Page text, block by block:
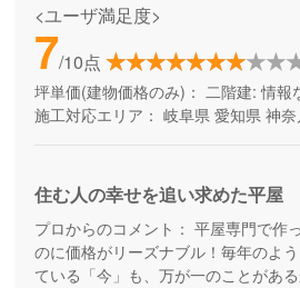
<ユーザ満足度>
7/10点
坪単価(建物価格のみ)： 二階建: 情報
施工対応エリア： 岐阜県 愛知県 神
住む人の幸せを追い求めた平屋
プロからのコメント： 平屋専門で作
のに価格がリーズナブル！毎年のよ
ている「今」も、万が一のことがあ